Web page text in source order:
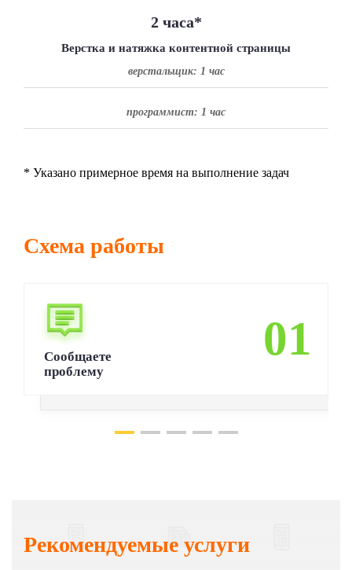
2 часа*
Верстка и натяжка контентной страницы
верстальщик: 1 час
программист: 1 час
* Указано примерное время на выполнение задач
Cхема работы
Сообщаете
проблему
01
Рекомендуемые услуги